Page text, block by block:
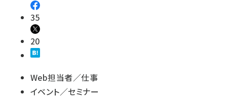
35
20
Web担当者／仕事
イベント／セミナー